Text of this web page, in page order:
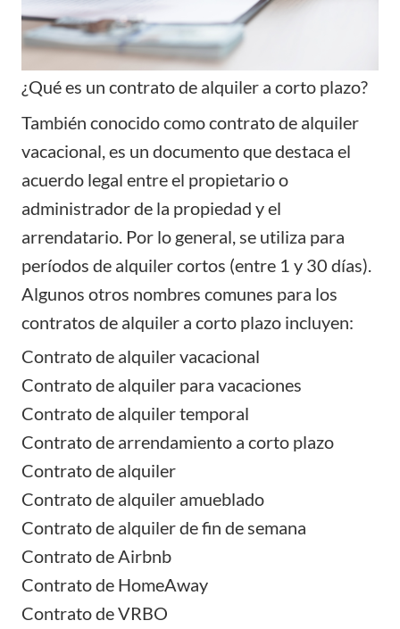
¿Qué es un contrato de alquiler a corto plazo?
También conocido como contrato de alquiler
vacacional, es un documento que destaca el
acuerdo legal entre el propietario o
administrador de la propiedad y el
arrendatario. Por lo general, se utiliza para
períodos de alquiler cortos (entre 1 y 30 días).
Algunos otros nombres comunes para los
contratos de alquiler a corto plazo incluyen:
Contrato de alquiler vacacional
Contrato de alquiler para vacaciones
Contrato de alquiler temporal
Contrato de arrendamiento a corto plazo
Contrato de alquiler
Contrato de alquiler amueblado
Contrato de alquiler de fin de semana
Contrato de Airbnb
Contrato de HomeAway
Contrato de VRBO